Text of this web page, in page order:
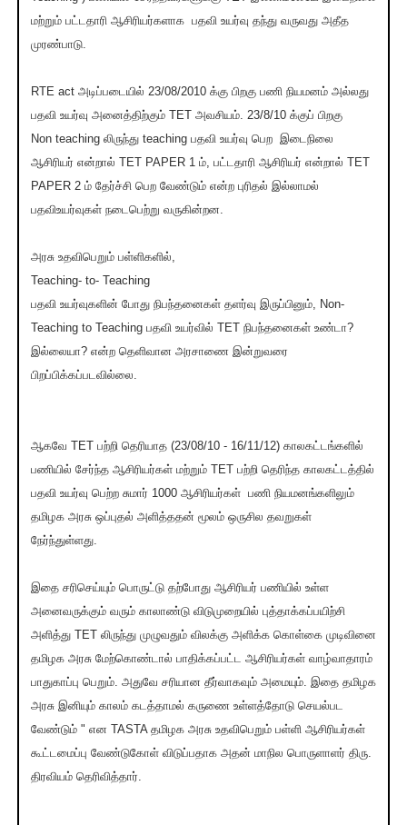
மற்றும் பட்டதாரி ஆசிரியர்களாக பதவி உயர்வு தந்து வருவது அதீத
முரண்பாடு.
RTE act அடிப்படையில் 23/08/2010 க்கு பிறகு பணி நியமனம் அல்லது
பதவி உயர்வு அனைத்திற்கும் TET அவசியம். 23/8/10 க்குப் பிறகு
Non teaching லிருந்து teaching பதவி உயர்வு பெற இடைநிலை
ஆசிரியர் என்றால் TET PAPER 1 ம், பட்டதாரி ஆசிரியர் என்றால் TET
PAPER 2 ம் தேர்ச்சி பெற வேண்டும் என்ற புரிதல் இல்லாமல்
பதவிஉயர்வுகள் நடைபெற்று வருகின்றன.
அரசு உதவிபெறும் பள்ளிகளில்,
Teaching- to- Teaching
பதவி உயர்வுகளின் போது நிபந்தனைகள் தளர்வு இருப்பினும், Non-
Teaching to Teaching பதவி உயர்வில் TET நிபந்தனைகள் உண்டா?
இல்லையா? என்ற தெளிவான அரசாணை இன்றுவரை
பிறப்பிக்கப்படவில்லை.
ஆகவே TET பற்றி தெரியாத (23/08/10 - 16/11/12) காலகட்டங்களில்
பணியில் சேர்ந்த ஆசிரியர்கள் மற்றும் TET பற்றி தெரிந்த காலகட்டத்தில்
பதவி உயர்வு பெற்ற சுமார் 1000 ஆசிரியர்கள் பணி நியமனங்களிலும்
தமிழக அரசு ஒப்புதல் அளித்ததன் மூலம் ஒருசில தவறுகள்
நேர்ந்துள்ளது.
இதை சரிசெய்யும் பொருட்டு தற்போது ஆசிரியர் பணியில் உள்ள
அனைவருக்கும் வரும் காலாண்டு விடுமுறையில் புத்தாக்கப்பயிற்சி
அளித்து TET லிருந்து முழுவதும் விலக்கு அளிக்க கொள்கை முடிவினை
தமிழக அரசு மேற்கொண்டால் பாதிக்கப்பட்ட ஆசிரியர்கள் வாழ்வாதாரம்
பாதுகாப்பு பெறும். அதுவே சரியான தீர்வாகவும் அமையும். இதை தமிழக
அரசு இனியும் காலம் கடத்தாமல் கருணை உள்ளத்தோடு செயல்பட
வேண்டும் " என TASTA தமிழக அரசு உதவிபெறும் பள்ளி ஆசிரியர்கள்
கூட்டமைப்பு வேண்டுகோள் விடுப்பதாக அதன் மாநில பொருளாளர் திரு.
திரவியம் தெரிவித்தார்.